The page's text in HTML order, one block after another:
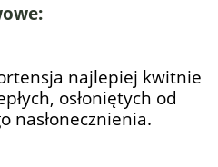
najlepiej kwitnie
osłoniętych od
nasłonecznienia.